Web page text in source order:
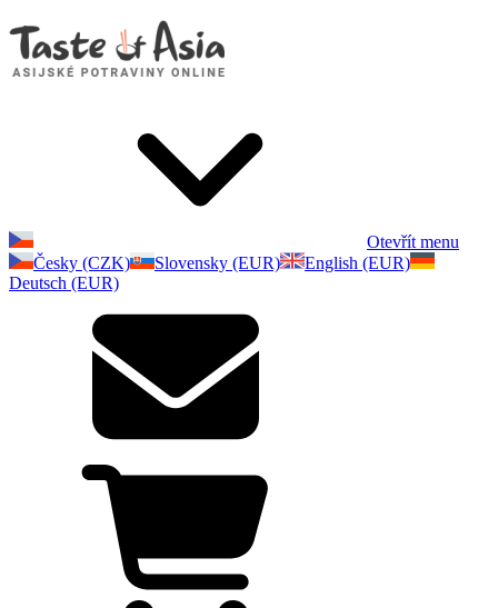
Otevřít menu
Česky (CZK)
Slovensky (EUR)
English (EUR)
Deutsch (EUR)